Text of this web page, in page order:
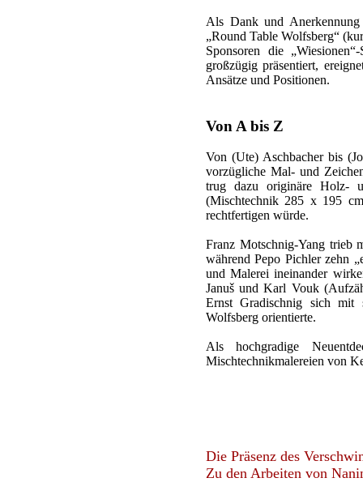
Als Dank und
„Round Table Wolfsberg“
Sponsoren die
großzügig präsentiert,
Ansätze und Positionen.
Von A bis Z
Von (Ute) Aschbacher bis
vorzügliche Mal- und
trug dazu originäre Holz-
(Mischtechnik 285 x 195
rechtfertigen würde.
Franz Motschnig-Yang trieb
während Pepo Pichler zehn
und Malerei ineinander
Januš und Karl Vouk
Ernst Gradischnig sich mit
Wolfsberg orientierte.
Als hochgradige
Mischtechnikmalereien von
Die Präsenz des
Zu den Arbeiten von